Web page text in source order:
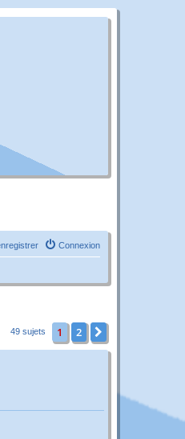
Connexion
49 sujets 1 2